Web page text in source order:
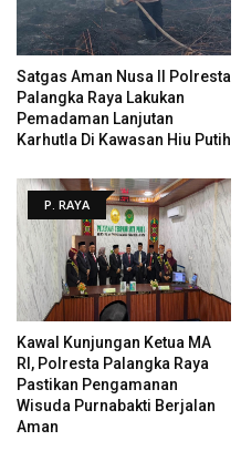
Satgas Aman Nusa II Polresta
Palangka Raya Lakukan
Pemadaman Lanjutan
Karhutla Di Kawasan Hiu Putih
P. RAYA
Kawal Kunjungan Ketua MA
RI, Polresta Palangka Raya
Pastikan Pengamanan
Wisuda Purnabakti Berjalan
Aman